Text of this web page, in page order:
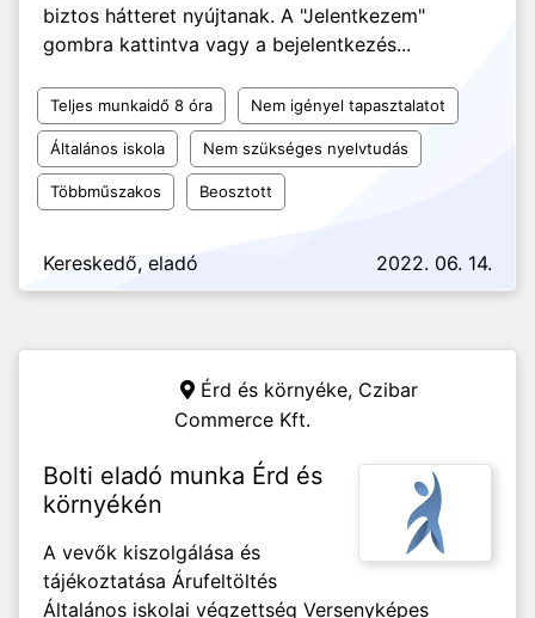
biztos hátteret nyújtanak. A "Jelentkezem"
gombra kattintva vagy a bejelentkezés...
Teljes munkaidő 8 óra Nem igényel tapasztalatot
Általános iskola Nem szükséges nyelvtudás
Többműszakos Beosztott
Kereskedő, eladó 2022. 06. 14.
Érd és környéke, Czibar
Commerce Kft.
Bolti eladó munka Érd és
környékén
A vevők kiszolgálása és
tájékoztatása Árufeltöltés
Általános iskolai végzettség Versenyképes